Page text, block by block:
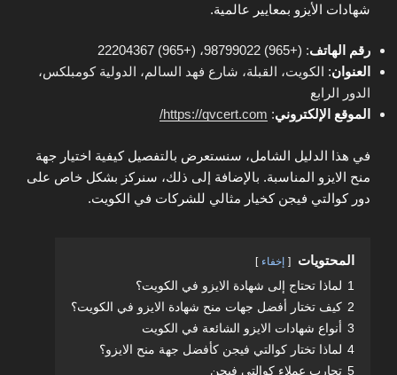
شهادات الأيزو بمعايير عالمية.
رقم الهاتف: (+965) 98799022، (+965) 22204367
العنوان: الكويت، القبلة، شارع فهد السالم، الدولية كومبلكس،
الدور الرابع
الموقع الإلكتروني:
https://qvcert.com/
في هذا الدليل الشامل، سنستعرض بالتفصيل كيفية اختيار جهة
منح الايزو المناسبة. بالإضافة إلى ذلك، سنركز بشكل خاص على
دور كوالتي فيجن كخيار مثالي للشركات في الكويت.
المحتويات إخفاء
1 لماذا تحتاج إلى شهادة الايزو في الكويت؟
2 كيف تختار أفضل جهات منح شهادة الايزو في الكويت؟
3 أنواع شهادات الايزو الشائعة في الكويت
4 لماذا تختار كوالتي فيجن كأفضل جهة منح الايزو؟
5 تجارب عملاء كوالتي فيجن